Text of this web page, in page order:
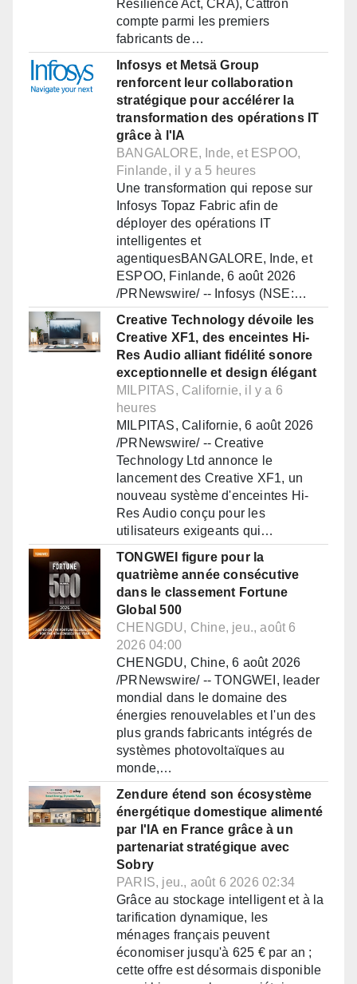
Resilience Act, CRA), Cattron
compte parmi les premiers
fabricants de…
Infosys et Metsä Group
renforcent leur collaboration
stratégique pour accélérer la
transformation des opérations IT
grâce à l'IA
BANGALORE, Inde, et ESPOO,
Finlande, il y a 5 heures
Une transformation qui repose sur
Infosys Topaz Fabric afin de
déployer des opérations IT
intelligentes et
agentiquesBANGALORE, Inde, et
ESPOO, Finlande, 6 août 2026
/PRNewswire/ -- Infosys (NSE:…
Creative Technology dévoile les
Creative XF1, des enceintes Hi-
Res Audio alliant fidélité sonore
exceptionnelle et design élégant
MILPITAS, Californie, il y a 6
heures
MILPITAS, Californie, 6 août 2026
/PRNewswire/ -- Creative
Technology Ltd annonce le
lancement des Creative XF1, un
nouveau système d'enceintes Hi-
Res Audio conçu pour les
utilisateurs exigeants qui…
TONGWEI figure pour la
quatrième année consécutive
dans le classement Fortune
Global 500
CHENGDU, Chine, jeu., août 6
2026 04:00
CHENGDU, Chine, 6 août 2026
/PRNewswire/ -- TONGWEI, leader
mondial dans le domaine des
énergies renouvelables et l'un des
plus grands fabricants intégrés de
systèmes photovoltaïques au
monde,…
Zendure étend son écosystème
énergétique domestique alimenté
par l'IA en France grâce à un
partenariat stratégique avec
Sobry
PARIS, jeu., août 6 2026 02:34
Grâce au stockage intelligent et à la
tarification dynamique, les
ménages français peuvent
économiser jusqu'à 625 € par an ;
cette offre est désormais disponible